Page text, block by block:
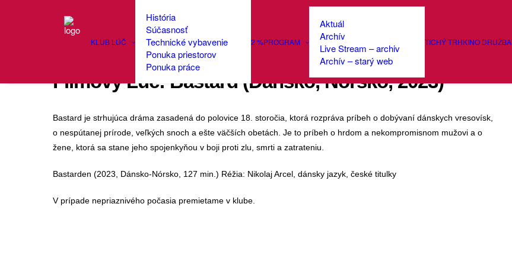
KLUB LÚČ
História
Súčasnosť
Technické vybavenie
Ponuka priestorov
Ponuka práce
2 %PROGRAM
Aktuál
Archív
Live Stream – archiv
Archív – starý web
TICHÝ TRHKINO DRUŽBA
Filmový Lúč: Bastard (Dánsko, Nórsko, 2023)
Bastard je strhujúca dráma zasadená do polovice 18. storočia, ktorá rozpráva príbeh o dobývaní dánskych vresovísk,
o nespútanej prírode, veľkých snoch a ešte väčších obetách. Je to príbeh o hrdom a nekompromisnom mužovi a o
žene, ktorá sa stane jeho spojenkyňou v boji proti zlu, smrti a zatrateniu.
Bastarden (2023, Dánsko-Nórsko, 127 min.) Réžia: Nikolaj Arcel, dánsky jazyk, české titulky
V prípade nepriaznivého počasia premietame v klube.